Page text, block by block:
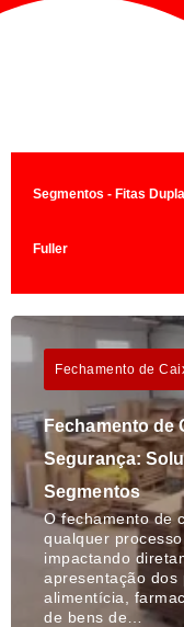
Segmentos - Fitas
Fuller
Fechamento de
Fechamento de
Segurança:
Segmentos
O fechamento de
qualquer
impactando
apresentação dos
alimentícia,
de bens de…